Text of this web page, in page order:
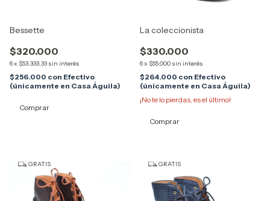
Bessette
$320.000
6x $53.333,33 sin interés
$256.000 con Efectivo
(únicamente en Casa Águila)
Comprar
La coleccionista
$330.000
6x $55.000 sin interés
$264.000 con Efectivo
(únicamente en Casa Águila)
¡No te lo pierdas, es el último!
Comprar
GRATIS GRATIS